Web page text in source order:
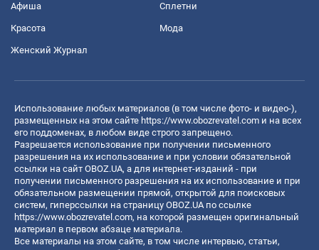
Афиша Сплетни
Красота Мода
Женский Журнал
Использование любых материалов (в том числе фото- и видео-),
размещенных на этом сайте https://www.obozrevatel.com и на всех
его поддоменах, в любом виде строго запрещено.
Разрешается использование при получении письменного
разрешения на их использование и при условии обязательной
ссылки на сайт OBOZ.UA, а для интернет-изданий - при
получении письменного разрешения на их использование и при
обязательном размещении прямой, открытой для поисковых
систем, гиперссылки на страницу OBOZ.UA по ссылке
https://www.obozrevatel.com, на которой размещен оригинальный
материал в первом абзаце материала.
Все материалы на этом сайте, в том числе интервью, статьи,